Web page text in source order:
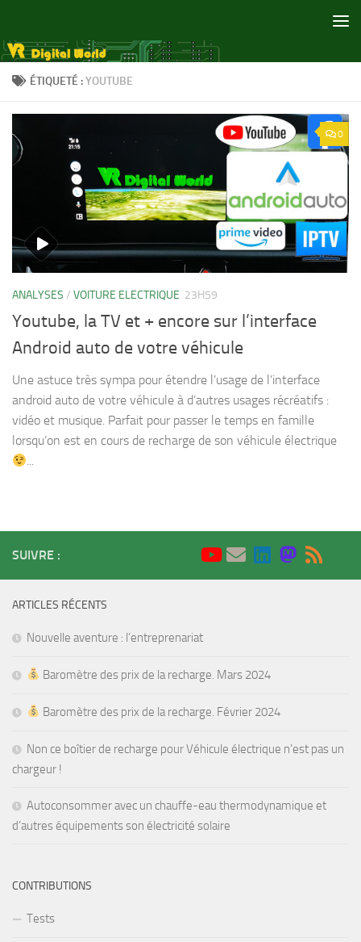
ÉTIQUETÉ :YOUTUBE
0
ANALYSES / VOITURE ELECTRIQUE 23H59
Youtube, la TV et + encore sur l’interface
Android auto de votre véhicule
Une astuce très sympa pour étendre l’usage de l’interface
android auto de votre véhicule à d’autres usages récréatifs :
vidéo et musique. Parfait pour passer le temps en famille
lorsqu’on est en cours de recharge de son véhicule électrique
...
SUIVRE :
ARTICLES RÉCENTS
Nouvelle aventure : l’entreprenariat
Baromètre des prix de la recharge. Mars 2024
Baromètre des prix de la recharge. Février 2024
Non ce boîtier de recharge pour Véhicule électrique n’est pas un
chargeur !
Autoconsommer avec un chauffe-eau thermodynamique et
d’autres équipements son électricité solaire
CONTRIBUTIONS
Tests